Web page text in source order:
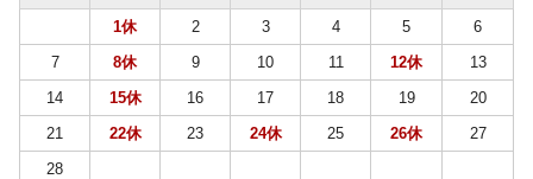
1休 2 3 4 5
6
7
8休 9 10 11 12休
13
14
15休 16 17 18 19
20
21
22休 23 24休 25 26休
27
28